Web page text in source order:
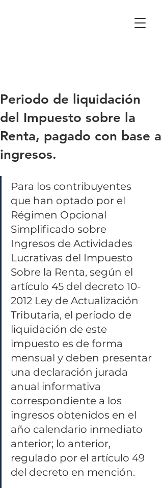
Periodo de liquidación
del Impuesto sobre la
Renta, pagado con base a
ingresos.
Para los contribuyentes
que han optado por el
Régimen Opcional
Simplificado sobre
Ingresos de Actividades
Lucrativas del Impuesto
Sobre la Renta, según el
artículo 45 del decreto 10-
2012 Ley de Actualización
Tributaria, el período de
liquidación de este
impuesto es de forma
mensual y deben presentar
una declaración jurada
anual informativa
correspondiente a los
ingresos obtenidos en el
año calendario inmediato
anterior; lo anterior,
regulado por el artículo 49
del decreto en mención.